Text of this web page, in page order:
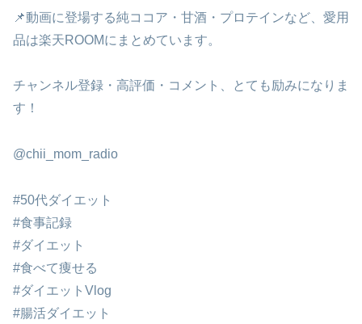
📌動画に登場する純ココア・甘酒・プロテインなど、愛用
品は楽天ROOMにまとめています。
チャンネル登録・高評価・コメント、とても励みになりま
す！
@chii_mom_radio
#50代ダイエット
#食事記録
#ダイエット
#食べて痩せる
#ダイエットVlog
#腸活ダイエット